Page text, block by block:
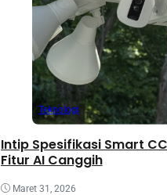
Teknologi
Intip Spesifikasi Smart
Fitur AI Canggih
Maret 31, 2026